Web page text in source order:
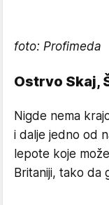
foto: Profimeda
Ostrvo Skaj,
Nigde nema
i dalje jedno od
lepote koje
Britaniji, tako da